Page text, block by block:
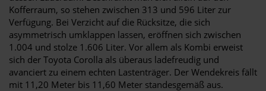
Kofferraum, so stehen zwischen 313 und 596 Liter zur
Verfügung. Bei Verzicht auf die Rücksitze, die sich
asymmetrisch umklappen lassen, eröffnen sich zwischen
1.004 und stolze 1.606 Liter. Vor allem als Kombi erweist
sich der Toyota Corolla als überaus ladefreudig und
avanciert zu einem echten Lastenträger. Der Wendekreis fällt
mit 11,20 Meter bis 11,60 Meter standesgemäß aus.